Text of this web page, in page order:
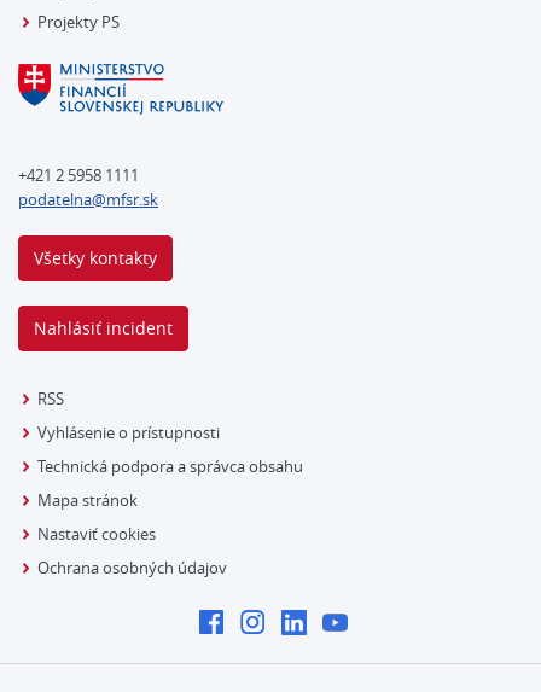
Projekty PS
+421 2 5958 1111
podatelna@mfsr.sk
Všetky kontakty
Nahlásiť incident
RSS
Vyhlásenie o prístupnosti
Technická podpora a správca obsahu
Mapa stránok
Nastaviť cookies
Ochrana osobných údajov